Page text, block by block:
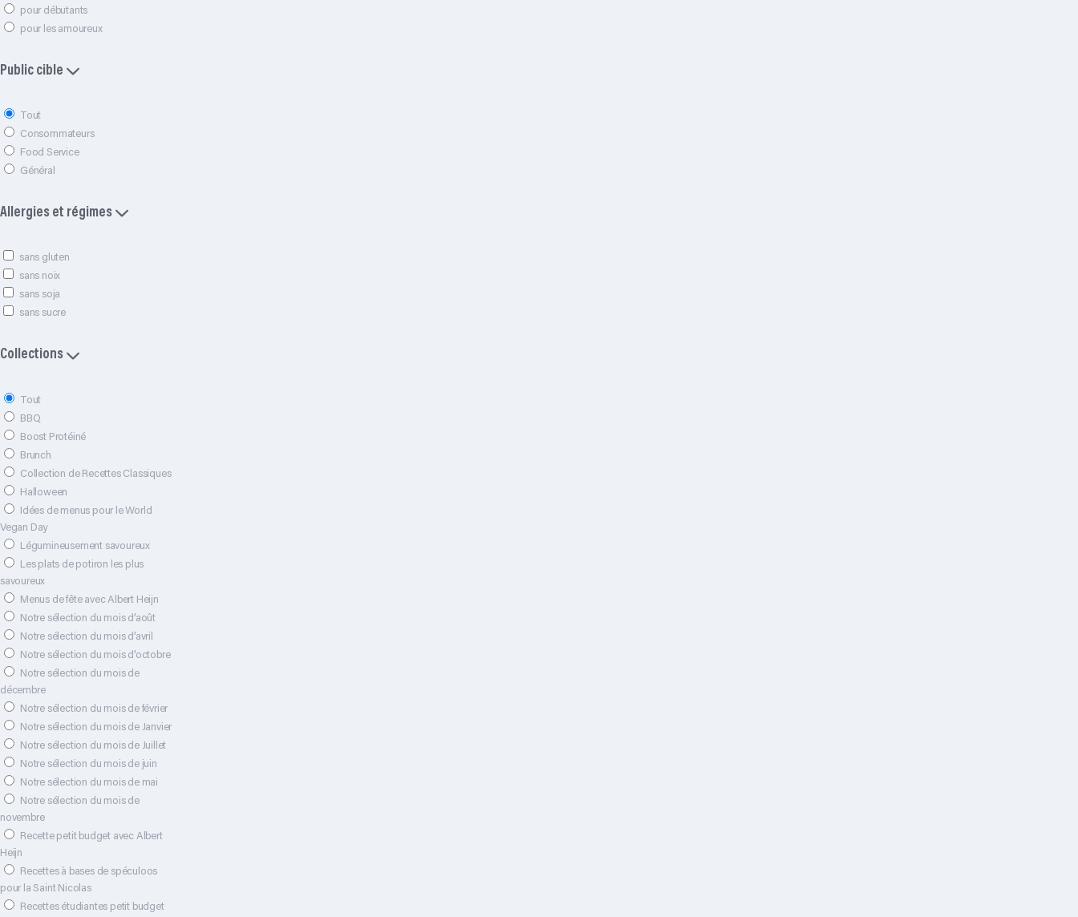
pour débutants
pour les amoureux
Public cible
Tout
Consommateurs
Food Service
Général
Allergies et régimes
sans gluten
sans noix
sans soja
sans sucre
Collections
Tout
BBQ
Boost Protéiné
Brunch
Collection de Recettes Classiques
Halloween
Idées de menus pour le World
Vegan Day
Légumineusement savoureux
Les plats de potiron les plus
savoureux
Menus de fête avec Albert Heijn
Notre sélection du mois d’août
Notre sélection du mois d’avril
Notre sélection du mois d’octobre
Notre sélection du mois de
décembre
Notre sélection du mois de février
Notre sélection du mois de Janvier
Notre sélection du mois de Juillet
Notre sélection du mois de juin
Notre sélection du mois de mai
Notre sélection du mois de
novembre
Recette petit budget avec Albert
Heijn
Recettes à bases de spéculoos
pour la Saint Nicolas
Recettes étudiantes petit budget